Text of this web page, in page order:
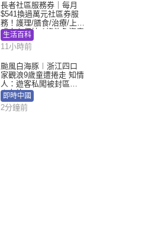
長者社區服務券｜每月
$541換過萬元社區券服
務！護理/膳食/治療/上門
或中心任揀 1條件免資產
審查（附申請資格及教
學）
生活百科
11小時前
颱風白海豚︱浙江四口
家觀浪9歲童遭捲走 知情
人：遊客私闖被封區域
︱有片
即時中國
2分鐘前